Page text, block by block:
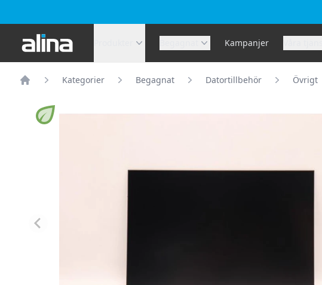
Alina.se Kampanjer
Kategorier Begagnat Datortillbehör Övrigt